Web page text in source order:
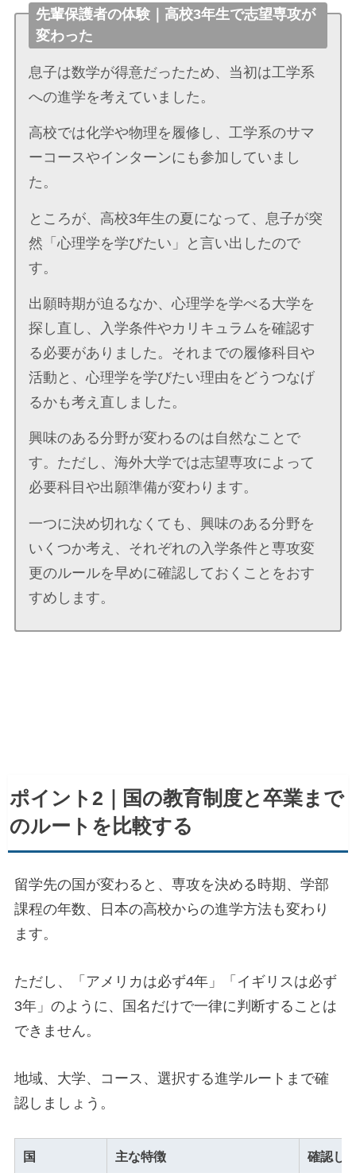
先輩保護者の体験｜高校3年生で志望専攻が
変わった
息子は数学が得意だったため、当初は工学系
への進学を考えていました。
高校では化学や物理を履修し、工学系のサマ
ーコースやインターンにも参加していまし
た。
ところが、高校3年生の夏になって、息子が突
然「心理学を学びたい」と言い出したので
す。
出願時期が迫るなか、心理学を学べる大学を
探し直し、入学条件やカリキュラムを確認す
る必要がありました。それまでの履修科目や
活動と、心理学を学びたい理由をどうつなげ
るかも考え直しました。
興味のある分野が変わるのは自然なことで
す。ただし、海外大学では志望専攻によって
必要科目や出願準備が変わります。
一つに決め切れなくても、興味のある分野を
いくつか考え、それぞれの入学条件と専攻変
更のルールを早めに確認しておくことをおす
すめします。
ポイント2｜国の教育制度と卒業まで
のルートを比較する
留学先の国が変わると、専攻を決める時期、学部
課程の年数、日本の高校からの進学方法も変わり
ます。
ただし、「アメリカは必ず4年」「イギリスは必ず
3年」のように、国名だけで一律に判断することは
できません。
地域、大学、コース、選択する進学ルートまで確
認しましょう。
国 主な特徴 確認し